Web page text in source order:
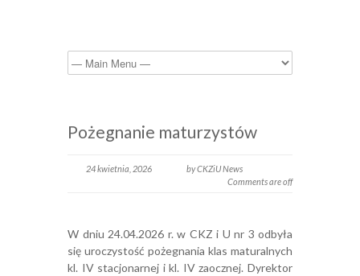
Pożegnanie maturzystów
24 kwietnia, 2026
by CKZiU News
Comments are off
W dniu 24.04.2026 r. w CKZ i U nr 3 odbyła
się uroczystość pożegnania klas maturalnych
kl. IV stacjonarnej i kl. IV zaocznej. Dyrektor